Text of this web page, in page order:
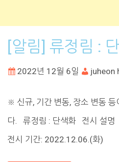
[알림] 류정림 :
2022년 12월 6일 juheon
※ 신규, 기간 변동, 장소 변동 등
다. 류정림 : 단색화 전시 설명
전시 기간: 2022.12.06.(화)